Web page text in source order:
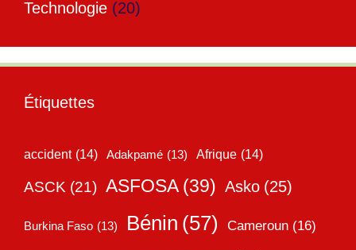
Technologie (20)
Étiquettes
accident (14) Adakpamé (13) Afrique (14)
ASCK (21) ASFOSA (39) Asko (25)
Burkina Faso (13) Bénin (57) Cameroun (16)